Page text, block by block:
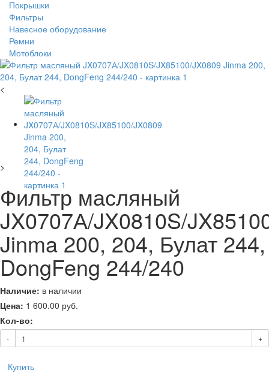
Покрышки
Фильтры
Навесное оборудование
Ремни
Мотоблоки
<
>
Фильтр масляный
JX0707А/JX0810S/
Jinma 200, 204, Булат 244,
DongFeng 244/240
Наличие: в наличии
Цена: 1 600.00 руб.
Кол-во:
- +
Купить